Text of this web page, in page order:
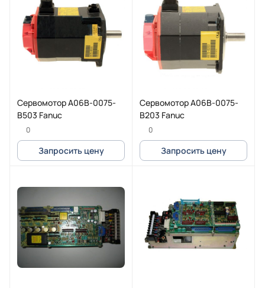
Cервомотор A06B-0075-
B503 Fanuc
0
Запросить цену
Cервомотор A06B-0075-
B203 Fanuc
0
Запросить цену